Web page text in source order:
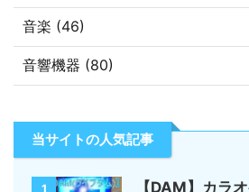
音楽 (46)
音響機器 (80)
当サイトの人気記事
1
【DAM】カラ